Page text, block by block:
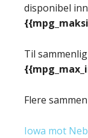
disponibel
Til
Flere
Iowa mot